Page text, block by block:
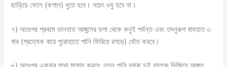
ছাড়িয়ে ফেলে (কপাল) ধুতে হবে। নচেৎ ওযু হবে না।
৭) অতঃপর প্রথমে ডানহাত আঙ্গুলের ডগা থেকে কনুই পর্যন্ত এবং তদনুরুপ বামহাত ৩
বার (প্রত্যেক বারে পুরোহাতে পানি ফিরিয়ে রগড়ে) ধৌত করবে।